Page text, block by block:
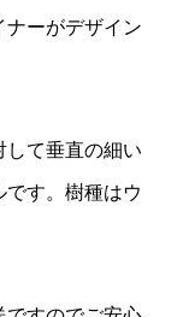
ナーがデザイン
して垂直の細い
す。樹種はウ